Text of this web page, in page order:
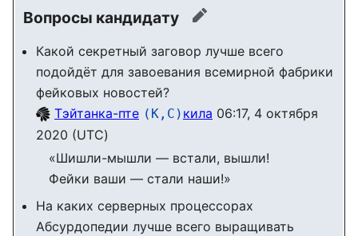
Вопросы кандидату
править
Какой секретный заговор лучше всего
подойдёт для завоевания всемирной фабрики
фейковых новостей?
Тэйтанка-пте (К,С) кила 06:17, 4 октября
2020 (UTC)
«Шишли-мышли — встали, вышли!
Фейки ваши — стали наши!»
На каких серверных процессорах
Абсурдопедии лучше всего выращивать